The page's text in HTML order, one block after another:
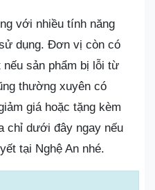
với nhiều tính năng
dụng. Đơn vị còn có
sản phẩm bị lỗi từ
thường xuyên có
giá hoặc tặng kèm
chỉ dưới đây ngay nếu
tại Nghệ An nhé.